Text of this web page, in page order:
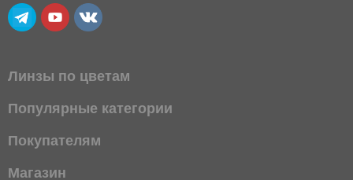
Линзы по цветам
Популярные категории
Покупателям
Магазин